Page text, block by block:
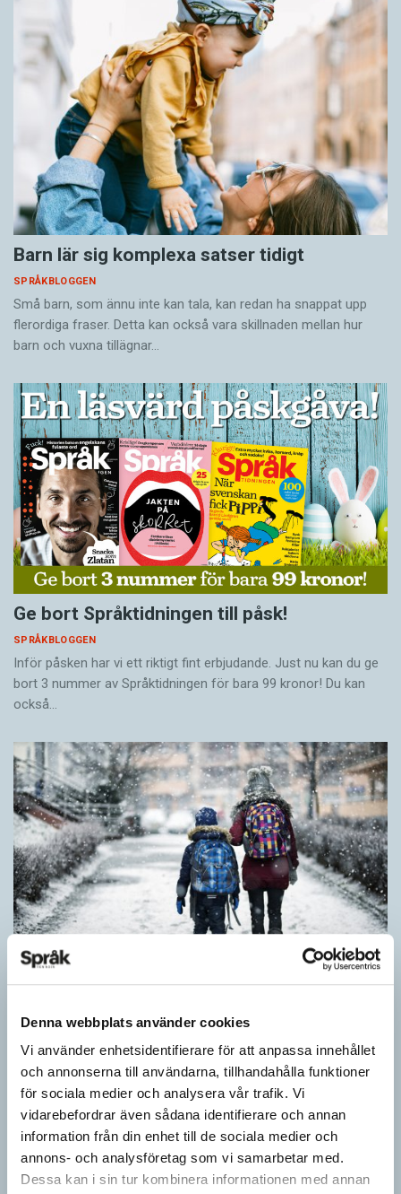
Denna webbplats använder cookies
Vi använder enhetsidentifierare för att anpassa innehållet
och annonserna till användarna, tillhandahålla funktioner
för sociala medier och analysera vår trafik. Vi
vidarebefordrar även sådana identifierare och annan
information från din enhet till de sociala medier och
annons- och analysföretag som vi samarbetar med.
Dessa kan i sin tur kombinera informationen med annan
Barn lär sig komplexa satser tidigt
SPRÅKBLOGGEN
Små barn, som ännu inte kan tala, kan redan ha snappat upp
flerordiga fraser. Detta kan också vara skillnaden mellan hur
barn och vuxna tillägnar…
Ge bort Språktidningen till påsk!
SPRÅKBLOGGEN
Inför påsken har vi ett riktigt fint erbjudande. Just nu kan du ge
bort 3 nummer av Språktidningen för bara 99 kronor! Du kan
också…
Särskolan byter namn
Grundsärskola byter namn till anpassad grundskola och
gymnasiesärskolan till anpassad gymnasieskola. En som har
stor del i att detta namnbyte sker är artonåriga Leo Lust…